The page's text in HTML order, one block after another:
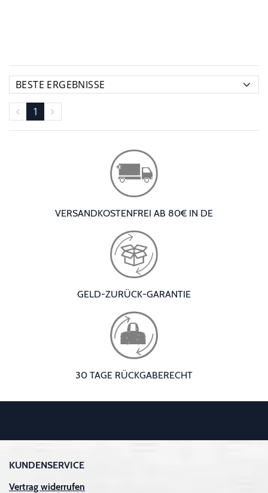
1
VERSANDKOSTENFREI AB 80€ IN DE
GELD-ZURÜCK-GARANTIE
30 TAGE RÜCKGABERECHT
KUNDENSERVICE
Vertrag widerrufen